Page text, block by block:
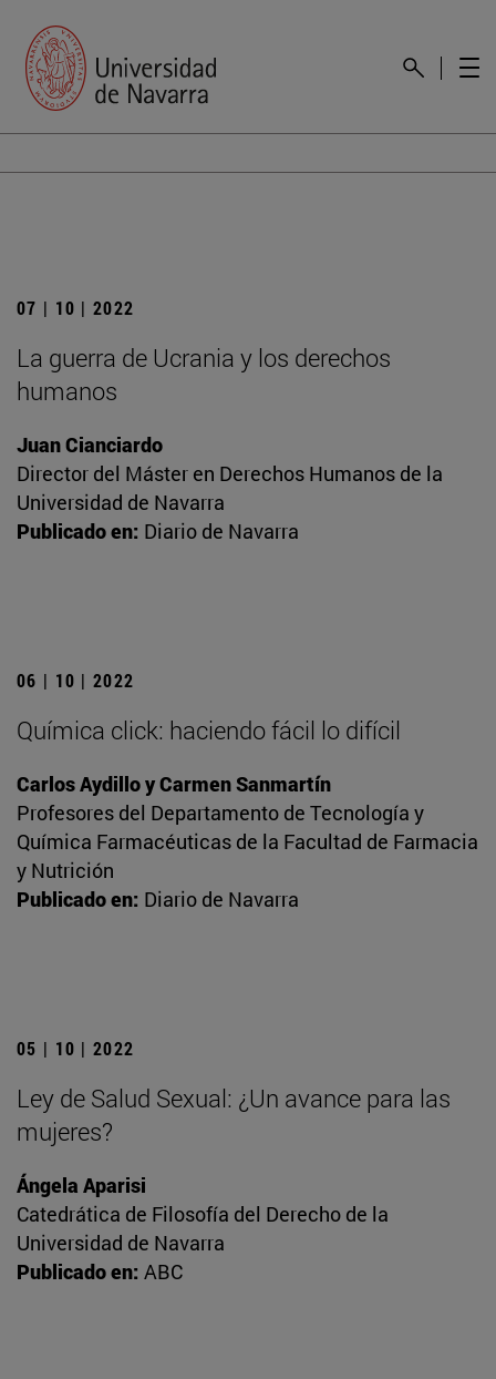
07 | 10 | 2022
La guerra de Ucrania y los derechos
humanos
Juan Cianciardo
Director del Máster en Derechos Humanos de la
Universidad de Navarra
Publicado en: Diario de Navarra
06 | 10 | 2022
Química click: haciendo fácil lo difícil
Carlos Aydillo y Carmen Sanmartín
Profesores del Departamento de Tecnología y
Química Farmacéuticas de la Facultad de Farmacia
y Nutrición
Publicado en: Diario de Navarra
05 | 10 | 2022
Ley de Salud Sexual: ¿Un avance para las
mujeres?
Ángela Aparisi
Catedrática de Filosofía del Derecho de la
Universidad de Navarra
Publicado en: ABC